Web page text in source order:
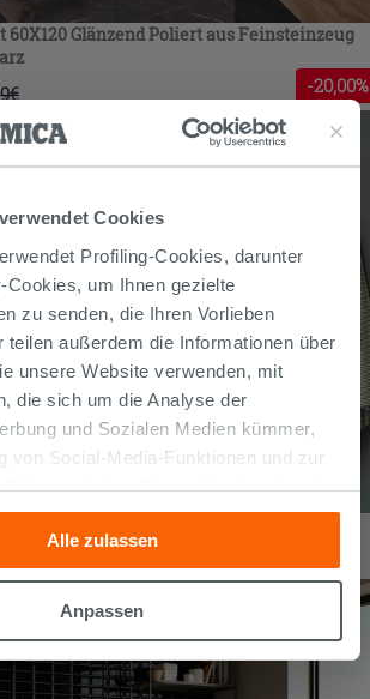
Cookies
Profiling-Cookies, darunter
Cookies, um Ihnen gezielte
zu senden, die Ihren Vorlieben
teilen außerdem die Informationen über
unsere Website verwenden, mit
die sich um die Analyse der
und Sozialen Medien kümmer,
von Social-Media-Funktionen und zur
Datenverkehrs. Diese könnten sie mit
die Sie ihnen geliefert haben oder
Verwendung ihrer Dienste
kombinieren. Falls Sie mehr wissen
Zustimmung zu allen oder einigen
durch Klicken auf die Schaltfläche
gegeben werden. Wenn Sie auf
Alle zulassen
Anpassen
Glänzend Poliert aus Feinsteinzeug
€ -20,00%